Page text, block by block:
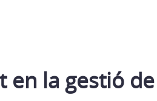
en la gestió de